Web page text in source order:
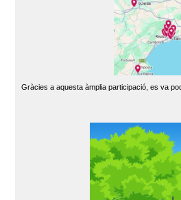
Gràcies a aquesta àmplia participació, es va